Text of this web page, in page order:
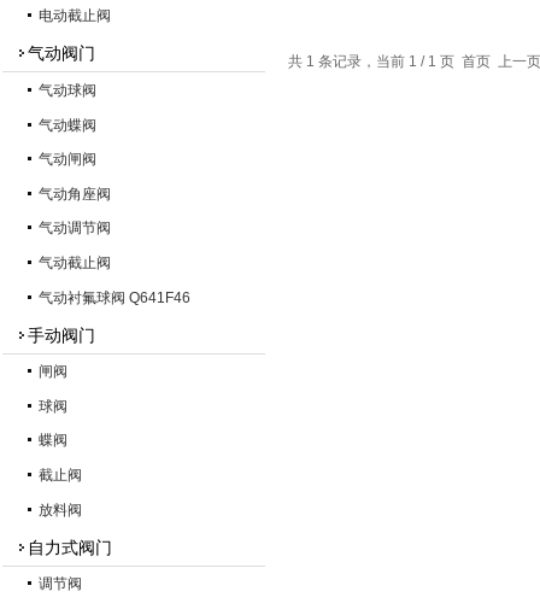
电动截止阀
气动阀门
气动球阀
气动蝶阀
气动闸阀
气动角座阀
气动调节阀
气动截止阀
气动衬氟球阀 Q641F46
手动阀门
闸阀
球阀
蝶阀
截止阀
放料阀
自力式阀门
调节阀
共 1 条记录，当前 1 / 1 页 首页 上一